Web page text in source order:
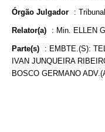
Órgão Julgador :
Relator(a) : Min. ELLEN
Parte(s) : EMBTE.(S):
IVAN JUNQUEIRA
BOSCO GERMANO